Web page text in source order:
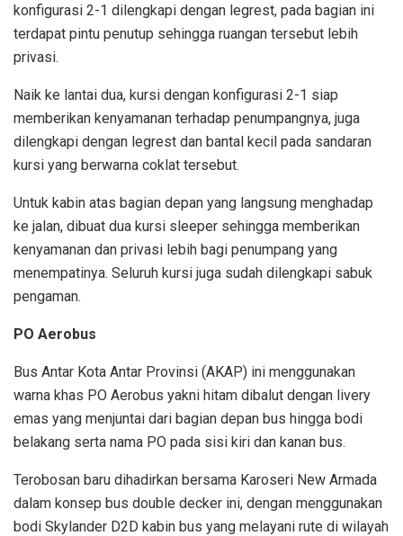
konfigurasi 2-1 dilengkapi dengan legrest, pada bagian ini
terdapat pintu penutup sehingga ruangan tersebut lebih
privasi.
Naik ke lantai dua, kursi dengan konfigurasi 2-1 siap
memberikan kenyamanan terhadap penumpangnya, juga
dilengkapi dengan legrest dan bantal kecil pada sandaran
kursi yang berwarna coklat tersebut.
Untuk kabin atas bagian depan yang langsung menghadap
ke jalan, dibuat dua kursi sleeper sehingga memberikan
kenyamanan dan privasi lebih bagi penumpang yang
menempatinya. Seluruh kursi juga sudah dilengkapi sabuk
pengaman.
PO Aerobus
Bus Antar Kota Antar Provinsi (AKAP) ini menggunakan
warna khas PO Aerobus yakni hitam dibalut dengan livery
emas yang menjuntai dari bagian depan bus hingga bodi
belakang serta nama PO pada sisi kiri dan kanan bus.
Terobosan baru dihadirkan bersama Karoseri New Armada
dalam konsep bus double decker ini, dengan menggunakan
bodi Skylander D2D kabin bus yang melayani rute di wilayah